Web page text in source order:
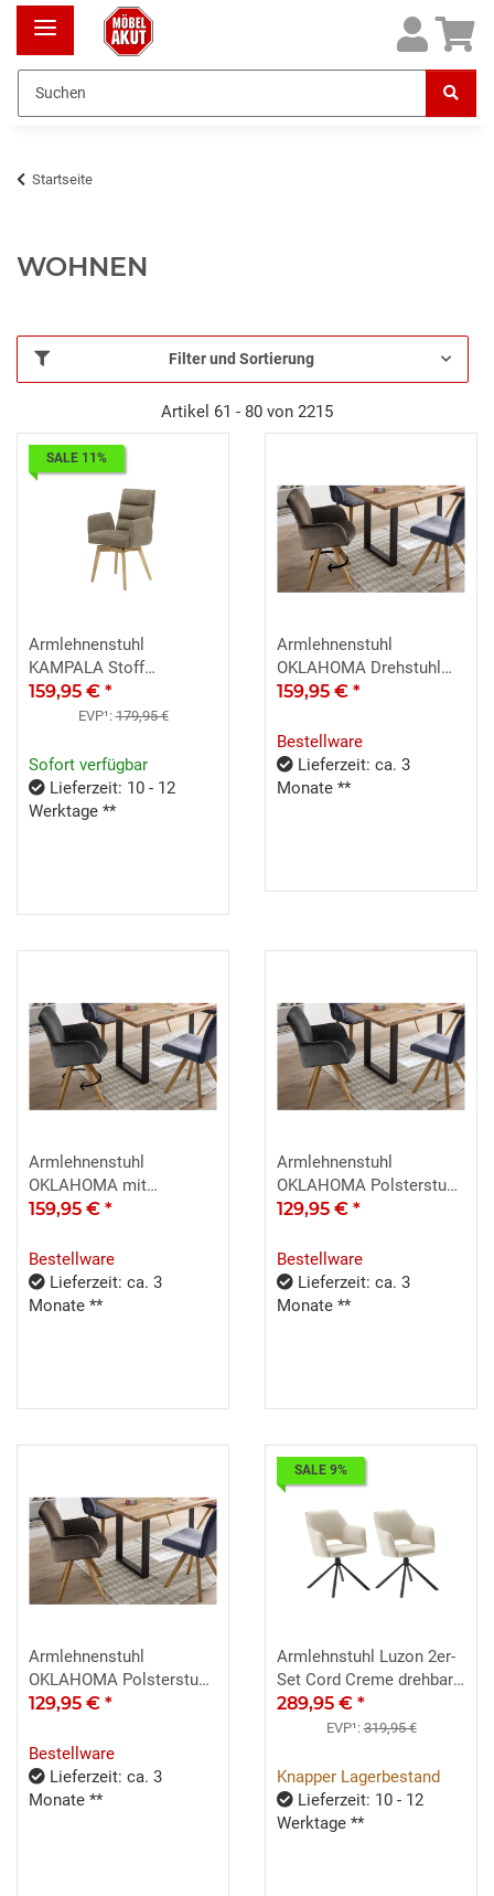
Startseite
WOHNEN
Filter und Sortierung
Artikel 61 - 80 von 2215
SALE 11%
Armlehnenstuhl
KAMPALA Stoff
cappuccino Wildeiche
massiv
159,95 € *
EVP¹:179,95 €
Sofort verfügbar
Lieferzeit: 10 - 12
Werktage **
Armlehnenstuhl
OKLAHOMA Drehstuhl
Stoff cappuccino
159,95 € *
Bestellware
Lieferzeit: ca. 3
Monate **
Armlehnenstuhl
OKLAHOMA mit
Drehfunktion Stoff
159,95 € *
Bestellware
Lieferzeit: ca. 3
Monate **
Armlehnenstuhl
OKLAHOMA Polsterstuhl
Webstoff anthrazit
129,95 € *
Bestellware
Lieferzeit: ca. 3
Monate **
Armlehnenstuhl
OKLAHOMA Polsterstuhl
Webstoff cappuccino
129,95 € *
Bestellware
Lieferzeit: ca. 3
Monate **
SALE 9%
Armlehnstuhl Luzon 2er-
Set Cord Creme drehbar
mit Autoreturn
289,95 € *
EVP¹:319,95 €
Knapper Lagerbestand
Lieferzeit: 10 - 12
Werktage **